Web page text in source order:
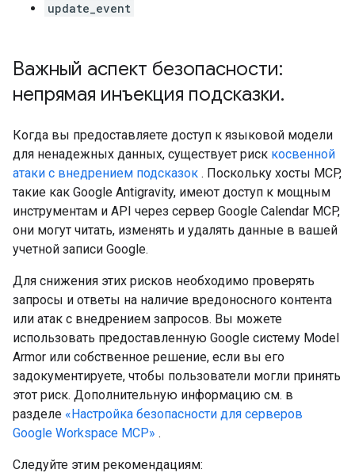
update_event
Важный аспект безопасности:
непрямая инъекция подсказки.
Когда вы предоставляете доступ к языковой модели
для ненадежных данных, существует риск косвенной
атаки с внедрением подсказок . Поскольку хосты MCP,
такие как Google Antigravity, имеют доступ к мощным
инструментам и API через сервер Google Calendar MCP,
они могут читать, изменять и удалять данные в вашей
учетной записи Google.
Для снижения этих рисков необходимо проверять
запросы и ответы на наличие вредоносного контента
или атак с внедрением запросов. Вы можете
использовать предоставленную Google систему Model
Armor или собственное решение, если вы его
задокументируете, чтобы пользователи могли принять
этот риск. Дополнительную информацию см. в
разделе «Настройка безопасности для серверов
Google Workspace MCP» .
Следуйте этим рекомендациям: